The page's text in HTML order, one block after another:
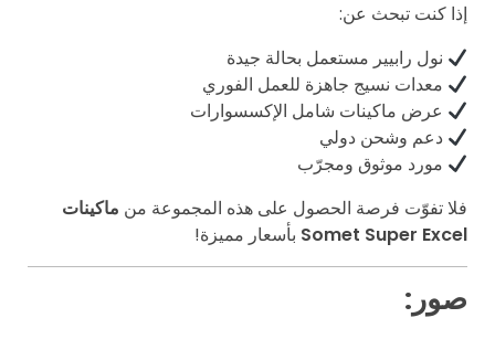
إذا كنت تبحث عن:
نول رابيير مستعمل بحالة جيدة
معدات نسيج جاهزة للعمل الفوري
عرض ماكينات شامل الإكسسوارات
دعم وشحن دولي
مورد موثوق ومجرّب
فلا تفوّت فرصة الحصول على هذه المجموعة من ماكينات
Somet Super Excel بأسعار مميزة!
صور: